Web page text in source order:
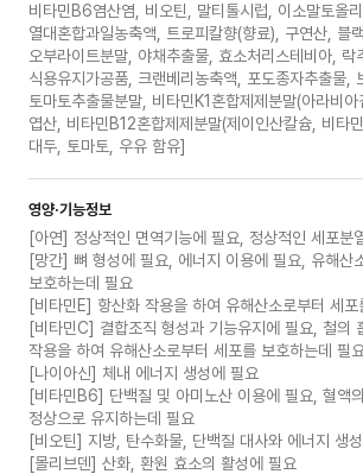
비타민B6염산염, 비오틴, 말티톨시럽, 이소말토올리
열대혼합과일농축액, 트로피칼향(향료), 구연산, 블
오부라이트분말, 야채추출물, 효소처리스테비아, 락
식용유지가공품, 크랜베리농축액, 포도종자추출물,
토마토추출물분말, 비타민K1혼합제제분말(아라비아
엽산, 비타민B12혼합제제분말(제이인산칼슘, 비타
대두, 토마토, 우유 함유]
영양·기능정보
[아연] 정상적인 면역기능에 필요, 정상적인 세포분
[망간] 뼈 형성에 필요, 에너지 이용에 필요, 유해산
보호하는데 필요
[비타민E] 항산화 작용을 하여 유해산소로부터 세
[비타민C] 결합조직 형성과 기능유지에 필요, 철의
작용을 하여 유해산소로부터 세포를 보호하는데 필요
[나이아신] 체내 에너지 생성에 필요
[비타민B6] 단백질 및 아미노산 이용에 필요, 혈액
정상으로 유지하는데 필요
[비오틴] 지방, 탄수화물, 단백질 대사와 에너지 생
[몰리브덴] 산화, 환원 효소의 활성에 필요